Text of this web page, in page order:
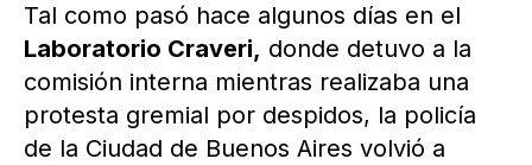
Tal como pasó hace algunos días en el
Laboratorio Craveri, donde detuvo a la
comisión interna mientras realizaba una
protesta gremial por despidos, la policía
de la Ciudad de Buenos Aires volvió a